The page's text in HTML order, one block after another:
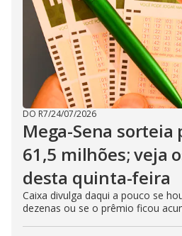
DO R7/24/07/2026
Mega-Sena sorteia
61,5 milhões; veja
desta quinta-feira
Caixa divulga daqui a pouco se
dezenas ou se o prêmio ficou